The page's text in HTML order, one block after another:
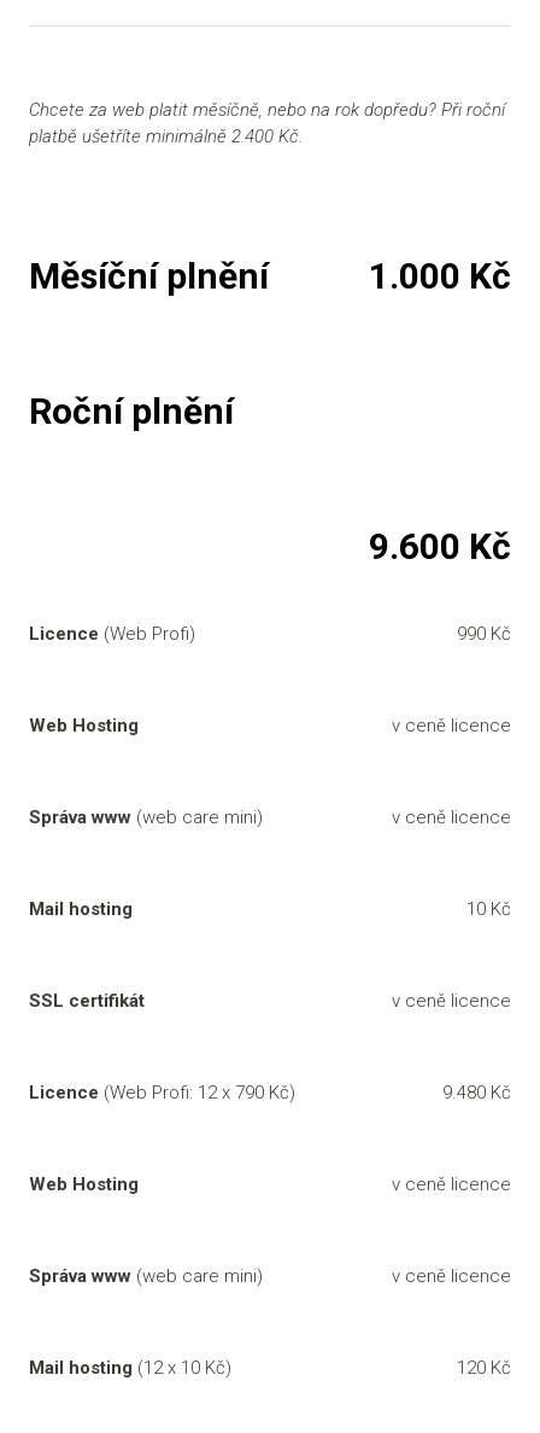
Chcete za web platit měsíčně, nebo na rok dopředu? Při roční
platbě ušetříte minimálně 2.400 Kč.
Měsíční plnění 1.000 Kč
Roční plnění
9.600 Kč
Licence (Web Profi) 990 Kč
Web Hosting v ceně licence
Správa www (web care mini) v ceně licence
Mail hosting 10 Kč
SSL certifikát v ceně licence
Licence (Web Profi: 12 x 790 Kč) 9.480 Kč
Web Hosting v ceně licence
Správa www (web care mini) v ceně licence
Mail hosting (12 x 10 Kč) 120 Kč